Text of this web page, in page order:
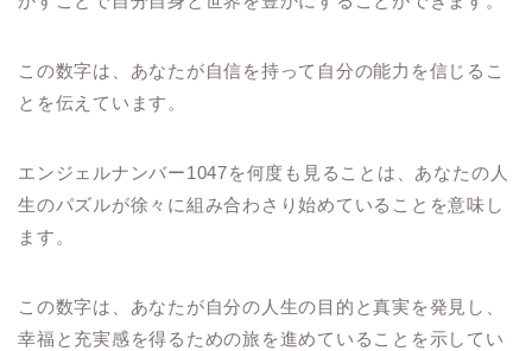
この数字は、あなたが自信を持って自分の能力を信じるこ
とを伝えています。
エンジェルナンバー1047を何度も見ることは、あなたの人
生のパズルが徐々に組み合わさり始めていることを意味し
ます。
この数字は、あなたが自分の人生の目的と真実を発見し、
幸福と充実感を得るための旅を進めていることを示してい